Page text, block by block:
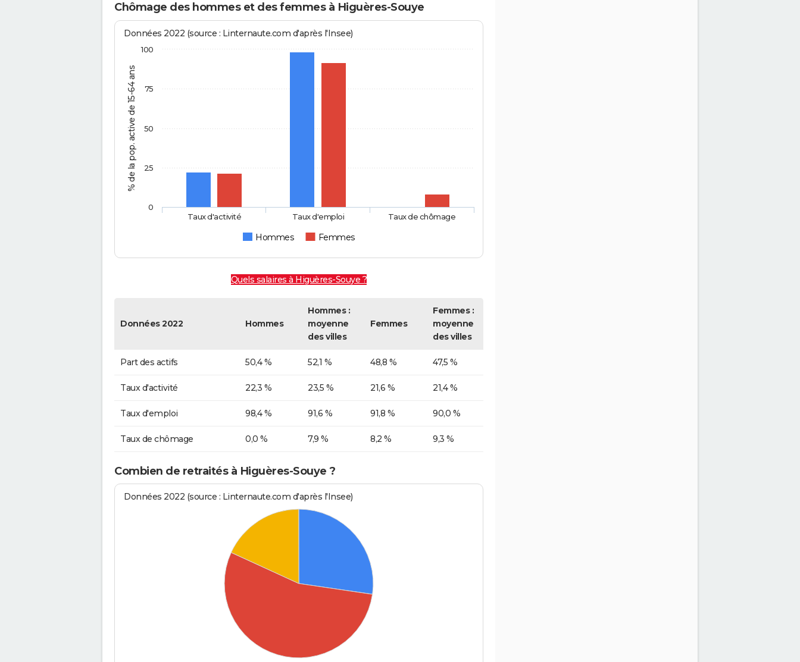
Chômage des hommes et des femmes à Higuères-Souye
% de la pop. active de 15-64 ans
Données 2022 (source : Linternaute.com d'après l'Insee)
Hommes Femmes
Taux d'activité Taux d'emploi Taux de chômage
0
25
50
75
100
Quels salaires à Higuères-Souye ?
Données 2022 Hommes
Hommes :
moyenne
des villes
Femmes
Femmes :
moyenne
des villes
Part des actifs 50,4 % 52,1 % 48,8 % 47,5 %
Taux d'activité 22,3 % 23,5 % 21,6 % 21,4 %
Taux d'emploi 98,4 % 91,6 % 91,8 % 90,0 %
Taux de chômage 0,0 % 7,9 % 8,2 % 9,3 %
Combien de retraités à Higuères-Souye ?
Données 2022 (source : Linternaute.com d'après l'Insee)